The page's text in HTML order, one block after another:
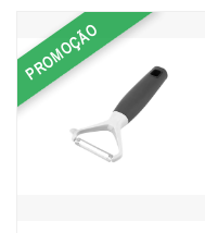
PROMOÇÃO